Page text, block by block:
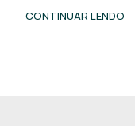
CONTINUAR LENDO